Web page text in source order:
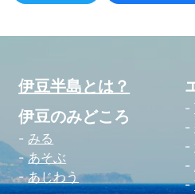
伊豆半島とは？
伊豆のみどころ
みる
あそぶ
あじわう